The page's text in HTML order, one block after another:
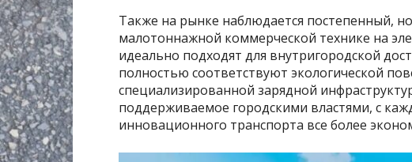
Также на рынке наблюдается постепенный,
малотоннажной коммерческой технике на
идеально подходят для внутригородской
полностью соответствуют экологической
специализированной зарядной
поддерживаемое городскими властями, с
инновационного транспорта все более